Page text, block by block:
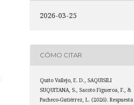
2026-03-25
CÓMO CITAR
Quito Vallejo, E. D., SAQUISILI
SUQUITANA, S., Sacoto Figueroa, F., &
Pacheco-Gutiérrez, L. (2026). Respuesta